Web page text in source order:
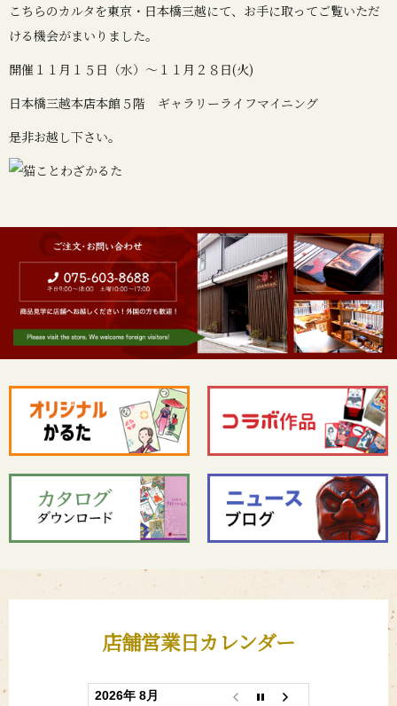
こちらのカルタを東京・日本橋三越にて、お手に取ってご覧いただ
ける機会がまいりました。
開催１１月１５日（水）～１１月２８日(火)
日本橋三越本店本館５階 ギャラリーライフマイニング
是非お越し下さい。
店舗営業日カレンダー
2026年 8月